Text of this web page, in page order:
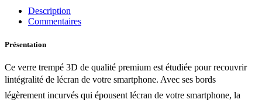
Description
Commentaires
Présentation
Ce verre trempé 3D de qualité premium est étudiée pour recouvrir
lintégralité de lécran de votre smartphone. Avec ses bords
légèrement incurvés qui épousent lécran de votre smartphone, la